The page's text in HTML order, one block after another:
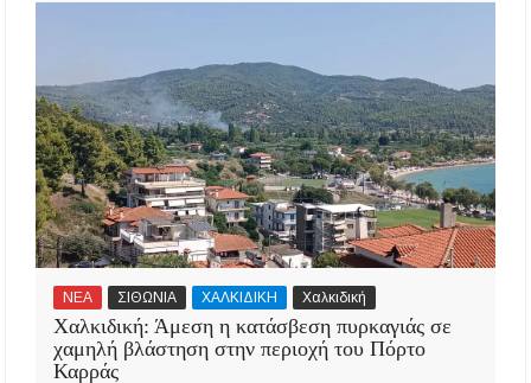
ΝΕΑ ΣΙΘΩΝΙΑ ΧΑΛΚΙΔΙΚΗ Χαλκιδική
Χαλκιδική: Άμεση η κατάσβεση πυρκαγιάς σε
χαμηλή βλάστηση στην περιοχή του Πόρτο
Καρράς